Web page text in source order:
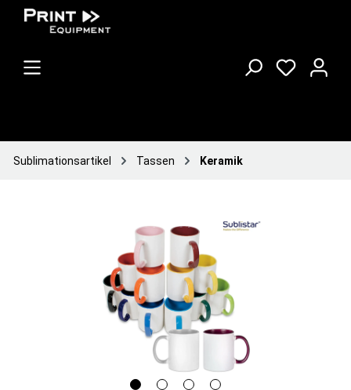
Sublimationsartikel Tassen Keramik